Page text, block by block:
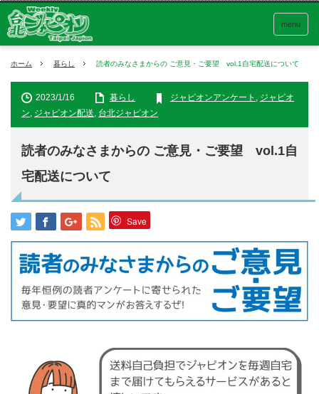
menu
ホーム 暮らし 読者のみなさまからの ご意見・ご要望 vol.1自宅配送について
2023/1/16 暮らし ジャピオンアンケート , ジャピオ
ン, ジャピオン配送, 台北ジャピオン
読者のみなさまからの ご意見・ご要望 vol.1自
宅配送について
Save